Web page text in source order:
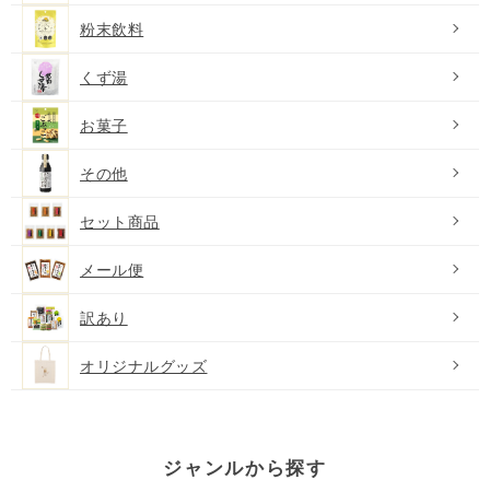
粉末飲料
くず湯
お菓子
その他
セット商品
メール便
訳あり
オリジナルグッズ
ジャンルから探す